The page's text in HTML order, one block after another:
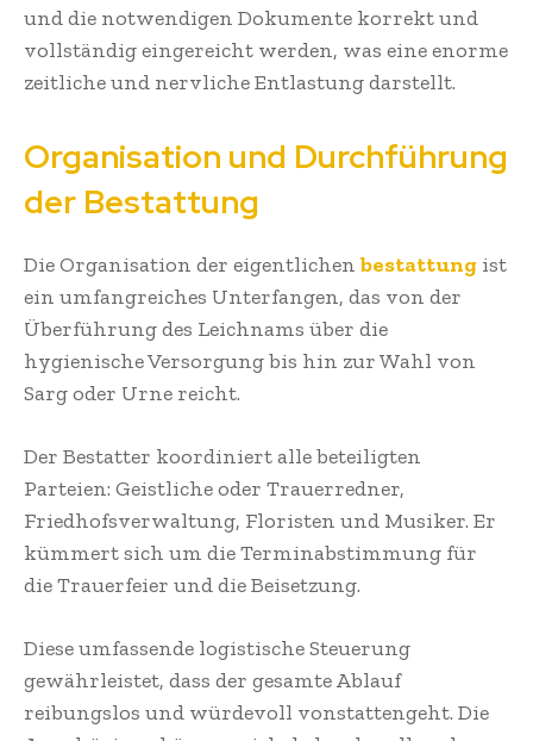
und die notwendigen Dokumente korrekt und
vollständig eingereicht werden, was eine enorme
zeitliche und nervliche Entlastung darstellt.
Organisation und Durchführung
der Bestattung
Die Organisation der eigentlichenbestattung ist
ein umfangreiches Unterfangen, das von der
Überführung des Leichnams über die
hygienische Versorgung bis hin zur Wahl von
Sarg oder Urne reicht.
Der Bestatter koordiniert alle beteiligten
Parteien: Geistliche oder Trauerredner,
Friedhofsverwaltung, Floristen und Musiker. Er
kümmert sich um die Terminabstimmung für
die Trauerfeier und die Beisetzung.
Diese umfassende logistische Steuerung
gewährleistet, dass der gesamte Ablauf
reibungslos und würdevoll vonstattengeht. Die